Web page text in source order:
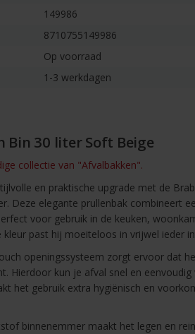
149986
8710755149986
Op voorraad
1-3 werkdagen
Bin 30 liter Soft Beige
collectie van "Afvalbakken".
en praktische upgrade met de
Deze elegante prullenbak combineert
voor gebruik in de keuken,
kleur past hij moeiteloos in vrijwel ieder
openingssysteem zorgt ervoor dat
Hierdoor kun je afval snel en
het gebruik extra hygiënisch en
binnenemmer maakt het legen en